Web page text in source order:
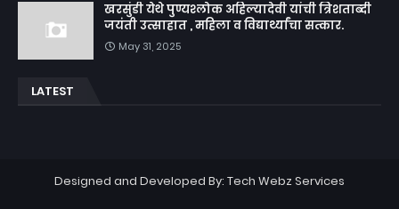
खरसुंडी येथे पुण्यश्लोक अहिल्यादेवी यांची त्रिशताब्दी
जयंती उत्साहात , महिला व विद्यार्थ्यांचा सत्कार.
May 31, 2025
LATEST
Designed and Developed By: Tech Webz Services